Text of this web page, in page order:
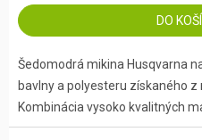
5,0
z
hviezdičiek.
DO
Šedomodrá mikina Husqvarna
bavlny a polyesteru získaného z
Kombinácia vysoko kvalitných